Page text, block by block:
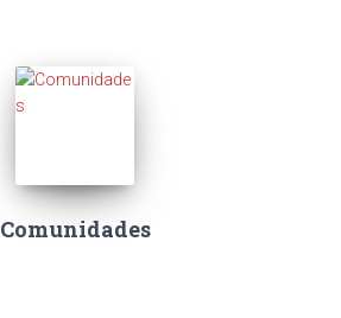
Comunidades